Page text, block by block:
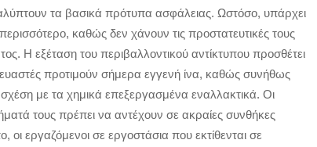
τα βασικά πρότυπα ασφάλειας. Ωστόσο, υπάρχει
καθώς δεν χάνουν τις προστατευτικές τους
Η εξέταση του περιβαλλοντικού αντίκτυπου προσθέτει
προτιμούν σήμερα εγγενή ίνα, καθώς συνήθως
με τα χημικά επεξεργασμένα εναλλακτικά. Οι
τους πρέπει να αντέχουν σε ακραίες συνθήκες
εργαζόμενοι σε εργοστάσια που εκτίθενται σε